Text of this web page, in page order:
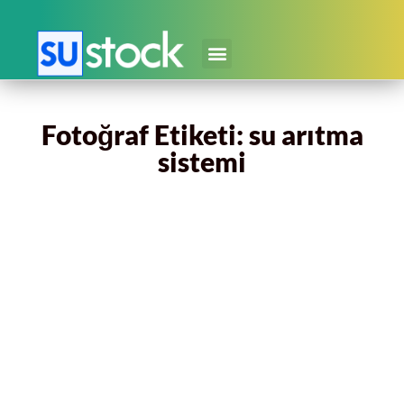
Fotoğraf Etiketi: su arıtma
sistemi